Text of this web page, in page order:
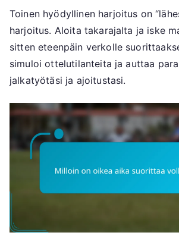
Toinen hyödyllinen harjoitus on
harjoitus. Aloita takarajalta ja iske
sitten eteenpäin verkolle
simuloi ottelutilanteita ja auttaa
jalkatyötäsi ja ajoitustasi.